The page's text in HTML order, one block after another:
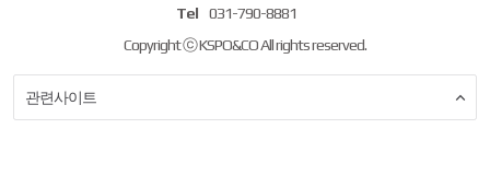
Tel
031-790-8881
Copyright ⓒ KSPO&CO All rights reserved.
관련사이트